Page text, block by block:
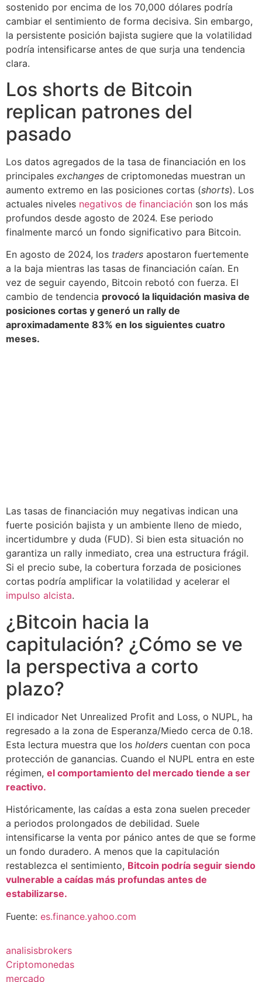
sostenido por encima de los 70,000 dólares podría
cambiar el sentimiento de forma decisiva. Sin embargo,
la persistente posición bajista sugiere que la volatilidad
podría intensificarse antes de que surja una tendencia
clara.
Los shorts de Bitcoin
replican patrones del
pasado
Los datos agregados de la tasa de financiación en los
principales exchanges de criptomonedas muestran un
aumento extremo en las posiciones cortas (shorts). Los
actuales niveles negativos de financiación son los más
profundos desde agosto de 2024. Ese periodo
finalmente marcó un fondo significativo para Bitcoin.
En agosto de 2024, los traders apostaron fuertemente
a la baja mientras las tasas de financiación caían. En
vez de seguir cayendo, Bitcoin rebotó con fuerza. El
cambio de tendencia provocó la liquidación masiva de
posiciones cortas y generó un rally de
aproximadamente 83% en los siguientes cuatro
meses.
Las tasas de financiación muy negativas indican una
fuerte posición bajista y un ambiente lleno de miedo,
incertidumbre y duda (FUD). Si bien esta situación no
garantiza un rally inmediato, crea una estructura frágil.
Si el precio sube, la cobertura forzada de posiciones
cortas podría amplificar la volatilidad y acelerar el
impulso alcista.
¿Bitcoin hacia la
capitulación? ¿Cómo se ve
la perspectiva a corto
plazo?
El indicador Net Unrealized Profit and Loss, o NUPL, ha
regresado a la zona de Esperanza/Miedo cerca de 0.18.
Esta lectura muestra que los holders cuentan con poca
protección de ganancias. Cuando el NUPL entra en este
régimen, el comportamiento del mercado tiende a ser
reactivo.
Históricamente, las caídas a esta zona suelen preceder
a periodos prolongados de debilidad. Suele
intensificarse la venta por pánico antes de que se forme
un fondo duradero. A menos que la capitulación
restablezca el sentimiento, Bitcoin podría seguir siendo
vulnerable a caídas más profundas antes de
estabilizarse.
Fuente: es.finance.yahoo.com
analisisbrokers
Criptomonedas
mercado